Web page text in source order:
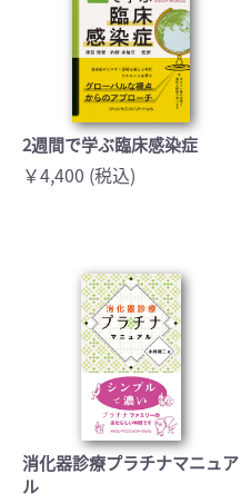
2週間で学ぶ臨床感染症
￥4,400 (税込)
消化器診療プラチナマニュア
ル